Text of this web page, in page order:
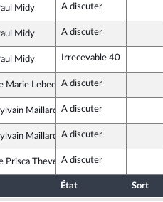
pour la République
Midy A discuter
pour la République
Midy A discuter
pour la République
Midy Irrecevable 40
pour la République
Marie Lebec A discuter
pour la République
Maillard A discuter
pour la République
Maillard A discuter
pour la République
Prisca ThevenotA discuter
État Sort